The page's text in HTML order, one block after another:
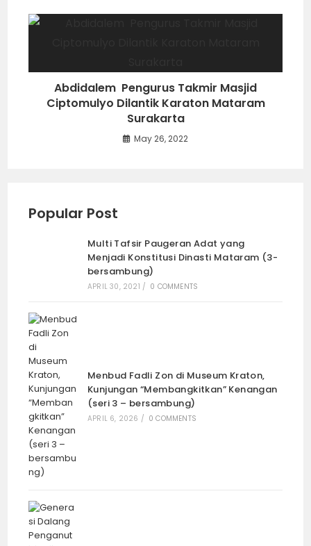
Abdidalem Pengurus Takmir Masjid
Ciptomulyo Dilantik Karaton Mataram
Surakarta
May 26, 2022
Popular Post
Multi Tafsir Paugeran Adat yang
Menjadi Konstitusi Dinasti Mataram (3-
bersambung)
APRIL 30, 2021 / 0 COMMENTS
Menbud Fadli Zon di Museum Kraton,
Kunjungan “Membangkitkan” Kenangan
(seri 3 – bersambung)
APRIL 6, 2026 / 0 COMMENTS